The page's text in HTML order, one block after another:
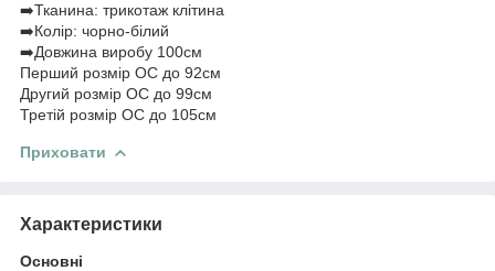
➡️Тканина: трикотаж клітина
➡️Колір: чорно-білий
➡️Довжина виробу 100см
Перший розмір ОС до 92см
Другий розмір ОС до 99см
Третій розмір ОС до 105см
Приховати
Характеристики
Основні